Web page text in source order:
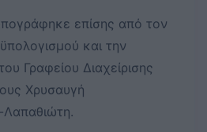
επίσης από τον
και την
Γραφείου Διαχείρισης
Χρυσαυγή